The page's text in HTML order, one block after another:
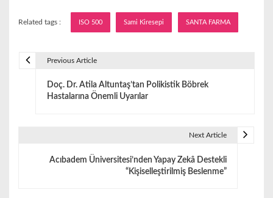
Related tags : ISO 500 Sami Kiresepi SANTA FARMA
Previous Article
Doç. Dr. Atila Altuntaş’tan Polikistik Böbrek
Hastalarına Önemli Uyarılar
Next Article
Acıbadem Üniversitesi’nden Yapay Zekâ Destekli
“Kişiselleştirilmiş Beslenme”